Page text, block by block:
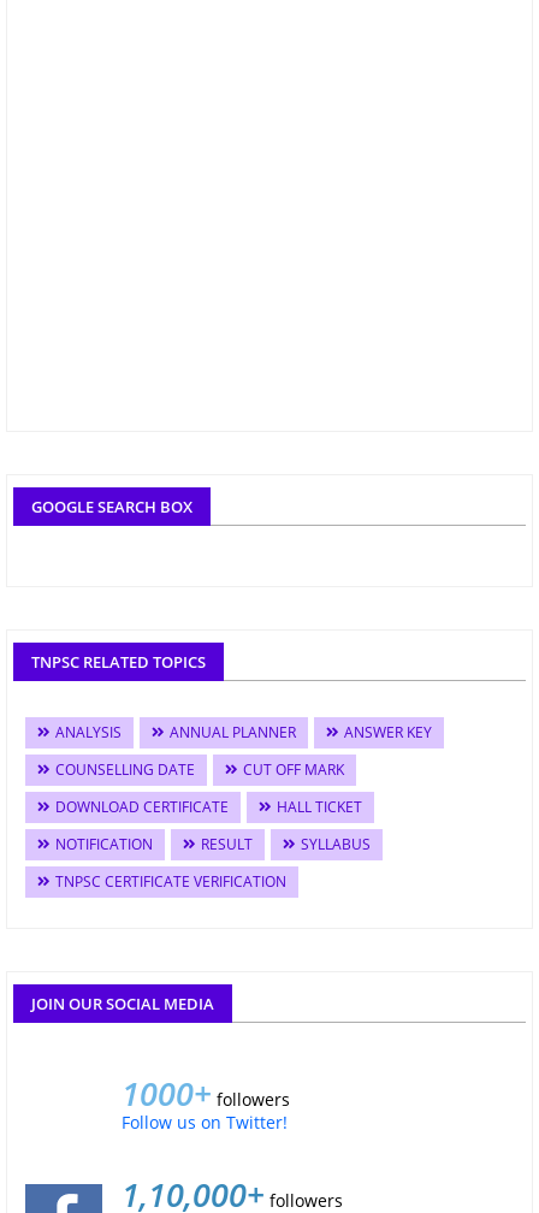
GOOGLE SEARCH BOX
TNPSC RELATED TOPICS
ANALYSIS ANNUAL PLANNER
ANSWER KEY
COUNSELLING DATE
CUT OFF MARK
DOWNLOAD CERTIFICATE
HALL TICKET
NOTIFICATION
RESULT
SYLLABUS
TNPSC CERTIFICATE VERIFICATION
JOIN OUR SOCIAL MEDIA
1000+ followers
Follow us on Twitter!
1,10,000+ followers